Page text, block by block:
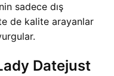
sadece dış
de kalite arayanlar
Datejust